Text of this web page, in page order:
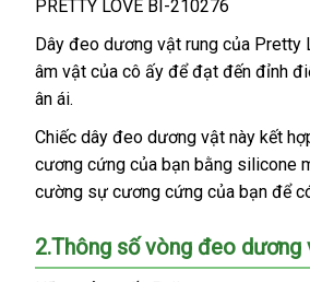
4
-
Vòng
đeo
vật
Baile
Prettylove
Sling
210276
PRETTY LOVE BI-210276
Dây đeo dương vật rung tiki
của Pretty
âm vật xưởng
của cô ấy sử
để đạt đến đỉnh
ân ái.
Chiếc dây đeo dương vật này kết
cương cứng cửa
hàng
của bạn bằng silicone
cường sự cương cứng cũ
của bạn tại
để
2.Thông số vòng đeo